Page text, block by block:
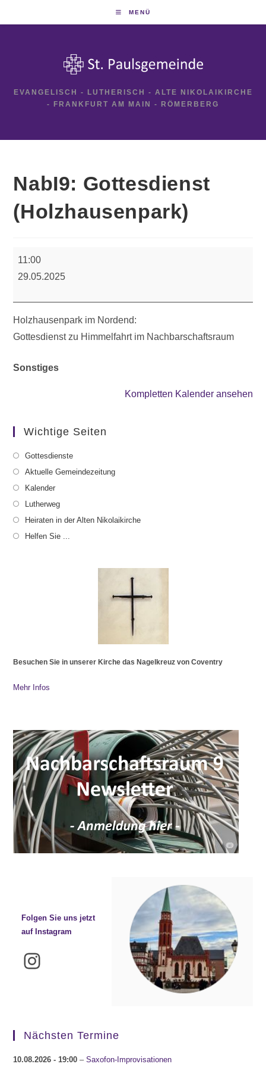
MENÜ
EVANGELISCH - LUTHERISCH - ALTE NIKOLAIKIRCHE
- FRANKFURT AM MAIN - RÖMERBERG
NabI9: Gottesdienst
(Holzhausenpark)
11:00
29.05.2025
Holzhausenpark im Nordend:
Gottesdienst zu Himmelfahrt im Nachbarschaftsraum
Sonstiges
Kompletten Kalender ansehen
Wichtige Seiten
Gottesdienste
Aktuelle Gemeindezeitung
Kalender
Lutherweg
Heiraten in der Alten Nikolaikirche
Helfen Sie ...
Besuchen Sie in unserer Kirche das Nagelkreuz von Coventry
Mehr Infos
Folgen Sie uns jetzt
auf Instagram
Instagram
Nächsten Termine
10.08.2026 - 19:00 –Saxofon-Improvisationen